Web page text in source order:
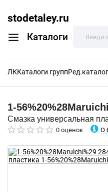
stodetaley.ru
Каталоги
ЛККаталоги групп
1-
Смазка универсальная
0 оценок О